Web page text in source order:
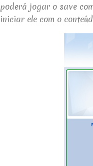
poderá jogar o save
iniciar ele com o